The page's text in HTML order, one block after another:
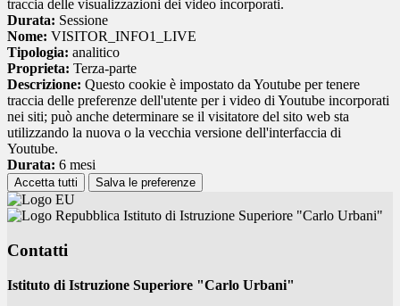
traccia delle visualizzazioni dei video incorporati.
Durata: Sessione
Nome: VISITOR_INFO1_LIVE
Tipologia: analitico
Proprieta: Terza-parte
Descrizione: Questo cookie è impostato da Youtube per tenere
traccia delle preferenze dell'utente per i video di Youtube incorporati
nei siti; può anche determinare se il visitatore del sito web sta
utilizzando la nuova o la vecchia versione dell'interfaccia di
Youtube.
Durata: 6 mesi
Accetta tutti Salva le preferenze
Istituto di Istruzione Superiore "Carlo Urbani"
Contatti
Istituto di Istruzione Superiore "Carlo Urbani"